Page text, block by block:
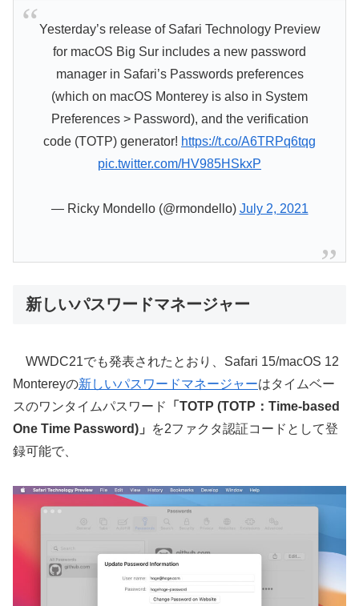
Yesterday’s release of Safari Technology Preview
for macOS Big Sur includes a new password
manager in Safari’s Passwords preferences
(which on macOS Monterey is also in System
Preferences > Password), and the verification
code (TOTP) generator! https://t.co/A6TRPq6tqg
pic.twitter.com/HV985HSkxP
— Ricky Mondello (@rmondello) July 2, 2021
新しいパスワードマネージャー
WWDC21でも発表されたとおり、Safari 15/macOS 12
Montereyの新しいパスワードマネージャーはタイムベー
スのワンタイムパスワード
「TOTP (TOTP：Time-based
One Time Password)」
を2ファクタ認証コードとして登
録可能で、